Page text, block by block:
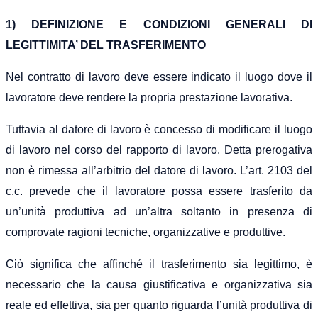
1) DEFINIZIONE E CONDIZIONI GENERALI DI
LEGITTIMITA’ DEL TRASFERIMENTO
Nel contratto di lavoro deve essere indicato il luogo dove il
lavoratore deve rendere la propria prestazione lavorativa.
Tuttavia al datore di lavoro è concesso di modificare il luogo
di lavoro nel corso del rapporto di lavoro. Detta prerogativa
non è rimessa all’arbitrio del datore di lavoro. L’art. 2103 del
c.c. prevede che il lavoratore possa essere trasferito da
un’unità produttiva ad un’altra soltanto in presenza di
comprovate ragioni tecniche, organizzative e produttive.
Ciò significa che affinché il trasferimento sia legittimo, è
necessario che la causa giustificativa e organizzativa sia
reale ed effettiva, sia per quanto riguarda l’unità produttiva di